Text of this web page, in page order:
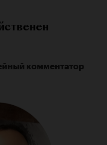
комментатор